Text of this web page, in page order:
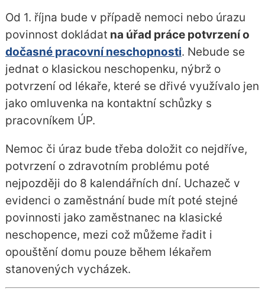
Od 1. října bude v případě nemoci nebo úrazu
povinnost dokládat na úřad práce potvrzení o
dočasné pracovní neschopnosti. Nebude se
jednat o klasickou neschopenku, nýbrž o
potvrzení od lékaře, které se dřivé využívalo jen
jako omluvenka na kontaktní schůzky s
pracovníkem ÚP.
Nemoc či úraz bude třeba doložit co nejdříve,
potvrzení o zdravotním problému poté
nejpozději do 8 kalendářních dní. Uchazeč v
evidenci o zaměstnání bude mít poté stejné
povinnosti jako zaměstnanec na klasické
neschopence, mezi což můžeme řadit i
opouštění domu pouze během lékařem
stanovených vycházek.